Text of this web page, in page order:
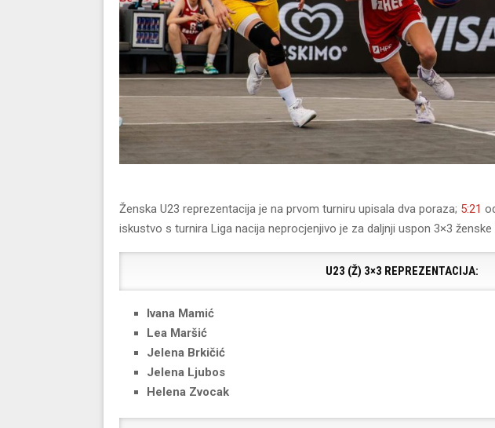
Ženska U23 reprezentacija je na prvom turniru upisala dva poraza; 5:21
iskustvo s turnira Liga nacija neprocjenjivo je za daljnji uspon 3×3 ženske
U23 (Ž) 3×3 REPREZENTACIJA:
Ivana Mamić
Lea Maršić
Jelena Brkičić
Jelena Ljubos
Helena Zvocak